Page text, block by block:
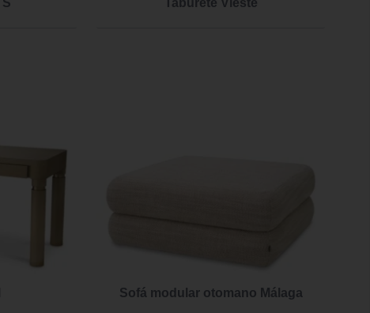
Sofá modular otomano Málaga